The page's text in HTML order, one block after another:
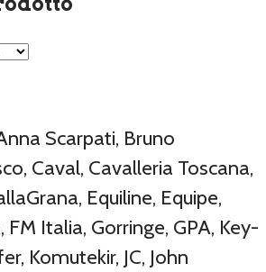
Scarpati, Bruno
Caval, Cavalleria Toscana,
Equiline, Equipe,
FM Italia, Gorringe, GPA, Key-
Komutekir, JC, John